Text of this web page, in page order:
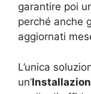
garantire poi
perché anche
aggiornati
L’unica
un’